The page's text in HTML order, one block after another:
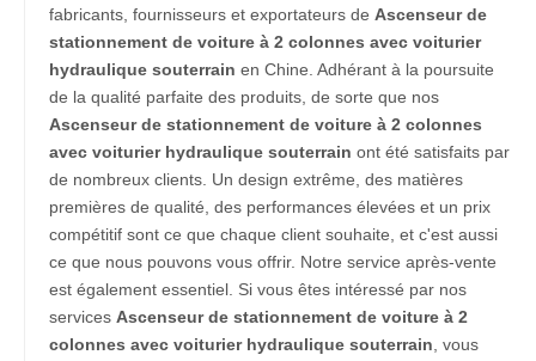
fabricants, fournisseurs et exportateurs de Ascenseur de
stationnement de voiture à 2 colonnes avec voiturier
hydraulique souterrain en Chine. Adhérant à la poursuite
de la qualité parfaite des produits, de sorte que nos
Ascenseur de stationnement de voiture à 2 colonnes
avec voiturier hydraulique souterrain ont été satisfaits par
de nombreux clients. Un design extrême, des matières
premières de qualité, des performances élevées et un prix
compétitif sont ce que chaque client souhaite, et c'est aussi
ce que nous pouvons vous offrir. Notre service après-vente
est également essentiel. Si vous êtes intéressé par nos
services Ascenseur de stationnement de voiture à 2
colonnes avec voiturier hydraulique souterrain , vous